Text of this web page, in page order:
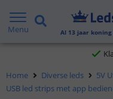
Menu Al 13 jaar
Gratis
Voor 23:45
Home Diverse leds
5V
USB led strips met app